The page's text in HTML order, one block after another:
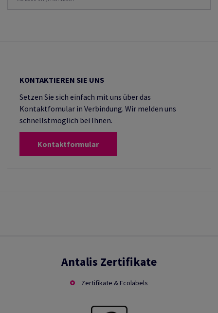
KONTAKTIEREN SIE UNS
Setzen Sie sich einfach mit uns über das
Kontaktfomular in Verbindung. Wir melden uns
schnellstmöglich bei Ihnen.
Kontaktformular
Antalis Zertifikate
Zertifikate & Ecolabels